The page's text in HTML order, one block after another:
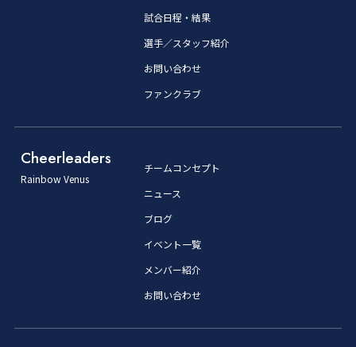
試合日程・結果
選手／スタッフ紹介
お問い合わせ
ファンクラブ
Cheerleaders
Rainbow Venus
チームコンセプト
ニュース
ブログ
イベント一覧
メンバー紹介
お問い合わせ